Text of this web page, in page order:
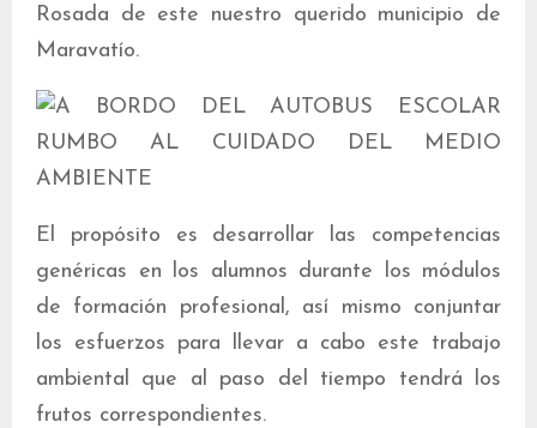
Rosada de este nuestro querido municipio de
Maravatío.
El propósito es desarrollar las competencias
genéricas en los alumnos durante los módulos
de formación profesional, así mismo conjuntar
los esfuerzos para llevar a cabo este trabajo
ambiental que al paso del tiempo tendrá los
frutos correspondientes.